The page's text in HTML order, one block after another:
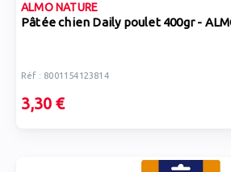
ALMO NATURE
Pâtée chien Daily poulet 400gr -
Réf : 8001154123814
3,30 €